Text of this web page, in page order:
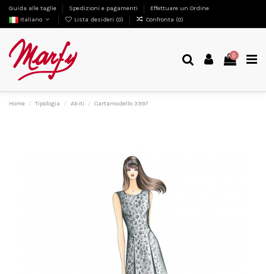
Guida alle taglie Spedizioni e pagamenti
Effettuare un Ordine
Italiano
Lista desideri (0) Confronta (0)
0
Home Tipologia Abiti Cartamodello 3997